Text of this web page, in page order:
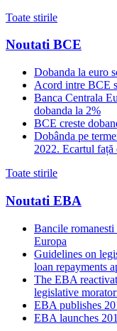
Toate stirile
Noutati BCE
Dobanda la euro
Acord intre BCE
Banca Centrala
dobanda la 2%
BCE creste
Dobânda pe
2022. Ecartul
Toate stirile
Noutati EBA
Bancile
Europa
Guidelines on
loan repayments
The EBA
legislative
EBA publishes
EBA launches